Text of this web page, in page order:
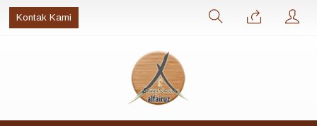
Kontak Kami